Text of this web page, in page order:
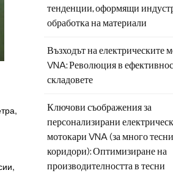
тенденции, оформящи
обработка на материали
Възходът на електрическите
VNA: Революция в
складовете
Ключови съображения за
персонализирани
мотокари VNA (за много тесни
коридори): Оптимизиране на
производителността в тесни